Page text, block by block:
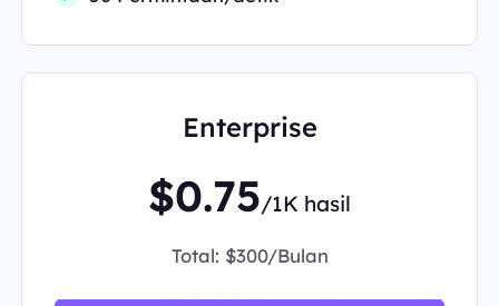
Enterprise
$0.75/1K hasil
Total: $300/Bulan